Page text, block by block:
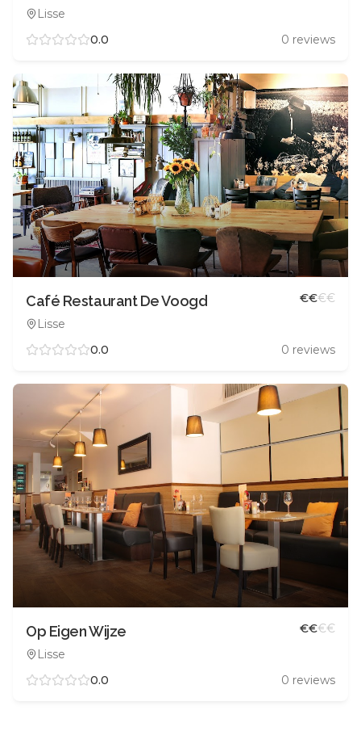
Lisse
0.0
0 reviews
Café Restaurant De Voogd
Lisse
€€€€
0.0 0 reviews
Op Eigen Wijze
Lisse
€€€€
0.0 0 reviews